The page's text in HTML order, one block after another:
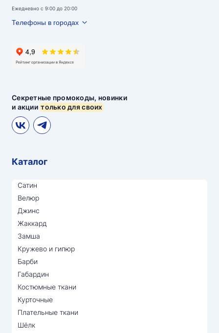
Секретные промокоды, новинки
и акциитолько для своих
Ежедневно с 9:00 до 20:00
Телефоны в городах
Каталог
Сатин
Велюр
Джинс
Жаккард
Замша
Кружево и гипюр
Барби
Габардин
Костюмные ткани
Курточные
Плательные ткани
Шёлк